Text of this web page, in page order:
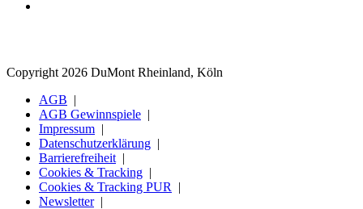
Copyright 2026 DuMont Rheinland, Köln
AGB
AGB Gewinnspiele
Impressum
Datenschutzerklärung
Barrierefreiheit
Cookies & Tracking
Cookies & Tracking PUR
Newsletter